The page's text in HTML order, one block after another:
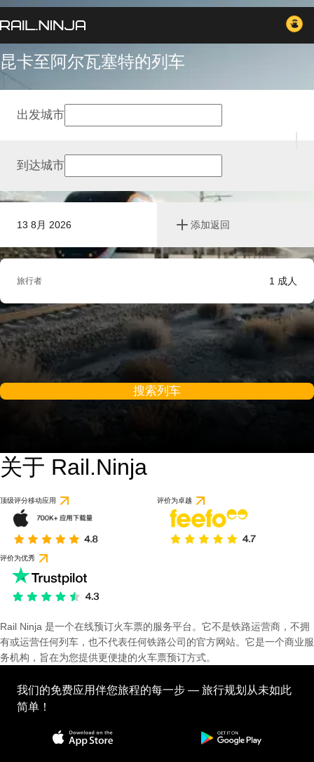
昆卡至阿尔瓦塞特的列车
13 8月 2026 添加返回
出发城市
到达城市
旅行者 1 成人
搜索列车
关于 Rail.Ninja
顶级评分移动应用 评价为卓越
评价为优秀
Rail Ninja 是一个在线预订火车票的服务平台。它不是铁路运营商，不拥
有或运营任何列车，也不代表任何铁路公司的官方网站。它是一个商业服
务机构，旨在为您提供更便捷的火车票预订方式。
我们的免费应用伴您旅程的每一步 — 旅行规划从未如此
简单！